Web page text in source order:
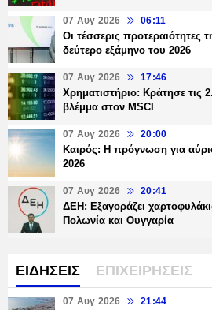
07 Αυγ 2026 06:11
Οι τέσσερις προτεραιότητες
δεύτερο εξάμηνο του 2026
07 Αυγ 2026 17:46
Χρηματιστήριο: Κράτησε τις
βλέμμα στον MSCI
07 Αυγ 2026 20:00
Καιρός: Η πρόγνωση για
2026
07 Αυγ 2026 20:41
ΔΕΗ: Εξαγοράζει
Πολωνία και Ουγγαρία
ΕΙΔΗΣΕΙΣ ΕΠΙΧΕΙΡΗΣΕΙΣ
07 Αυγ 2026 21:44